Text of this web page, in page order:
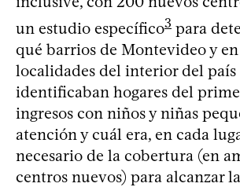
un estudio específico3 para
qué barrios de Montevideo y
localidades del interior del país
identificaban hogares del
ingresos con niños y niñas
atención y cuál era, en cada
necesario de la cobertura (en
centros nuevos) para alcanzar